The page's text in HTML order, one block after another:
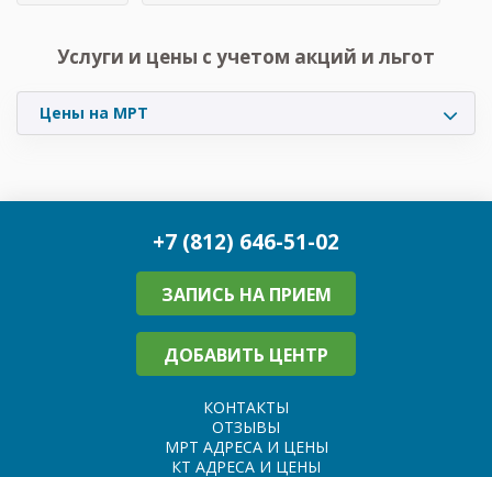
Услуги и цены с учетом акций и льгот
Цены на МРТ
+7 (812) 646-51-02
ЗАПИСЬ НА ПРИЕМ
ДОБАВИТЬ ЦЕНТР
КОНТАКТЫ
ОТЗЫВЫ
МРТ АДРЕСА И ЦЕНЫ
КТ АДРЕСА И ЦЕНЫ